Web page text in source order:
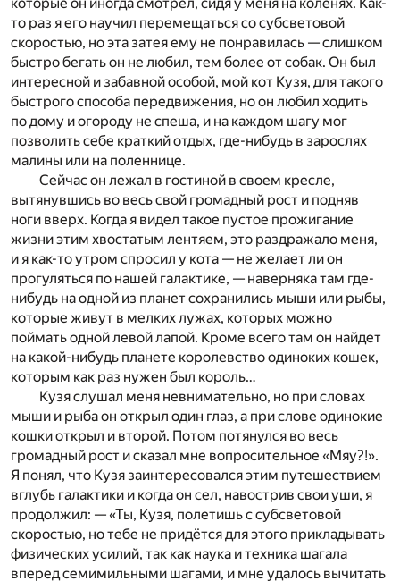
то раз я его научил перемещаться со субсветовой
скоростью, но эта затея ему не понравилась — слишком
быстро бегать он не любил, тем более от собак. Он был
интересной и забавной особой, мой кот Кузя, для такого
быстрого способа передвижения, но он любил ходить
по дому и огороду не спеша, и на каждом шагу мог
позволить себе краткий отдых, где-нибудь в зарослях
малины или на поленнице.
Сейчас он лежал в гостиной в своем кресле,
вытянувшись во весь свой громадный рост и подняв
ноги вверх. Когда я видел такое пустое прожигание
жизни этим хвостатым лентяем, это раздражало меня,
и я как-то утром спросил у кота — не желает ли он
прогуляться по нашей галактике, — наверняка там где-
нибудь на одной из планет сохранились мыши или рыбы,
которые живут в мелких лужах, которых можно
поймать одной левой лапой. Кроме всего там он найдет
на какой-нибудь планете королевство одиноких кошек,
которым как раз нужен был король…
Кузя слушал меня невнимательно, но при словах
мыши и рыба он открыл один глаз, а при слове одинокие
кошки открыл и второй. Потом потянулся во весь
громадный рост и сказал мне вопросительное «Мяу?!».
Я понял, что Кузя заинтересовался этим путешествием
вглубь галактики и когда он сел, навострив свои уши, я
продолжил: — «Ты, Кузя, полетишь с субсветовой
скоростью, но тебе не придётся для этого прикладывать
физических усилий, так как наука и техника шагала
вперед семимильными шагами, и мне удалось вычитать